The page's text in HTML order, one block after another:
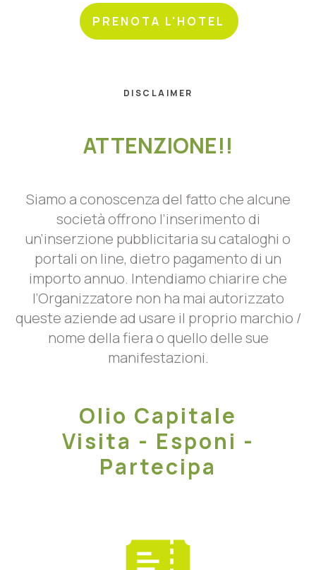
PRENOTA L'HOTEL
DISCLAIMER
ATTENZIONE!!
Siamo a conoscenza del fatto che alcune
società offrono l’inserimento di
un’inserzione pubblicitaria su cataloghi o
portali on line, dietro pagamento di un
importo annuo. Intendiamo chiarire che
l’Organizzatore non ha mai autorizzato
queste aziende ad usare il proprio marchio /
nome della fiera o quello delle sue
manifestazioni.
Olio Capitale
Visita - Esponi -
Partecipa